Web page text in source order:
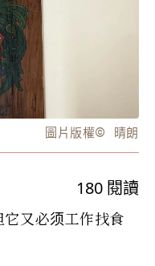
圖片版權©️ 晴朗
180 閱讀
又必须工作找食